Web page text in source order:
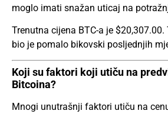
moglo imati snažan uticaj na
Trenutna cijena BTC-a je
bio je pomalo bikovski posljednjih
Koji su faktori koji utiču na
Bitcoina?
Mnogi unutrašnji faktori utiču na